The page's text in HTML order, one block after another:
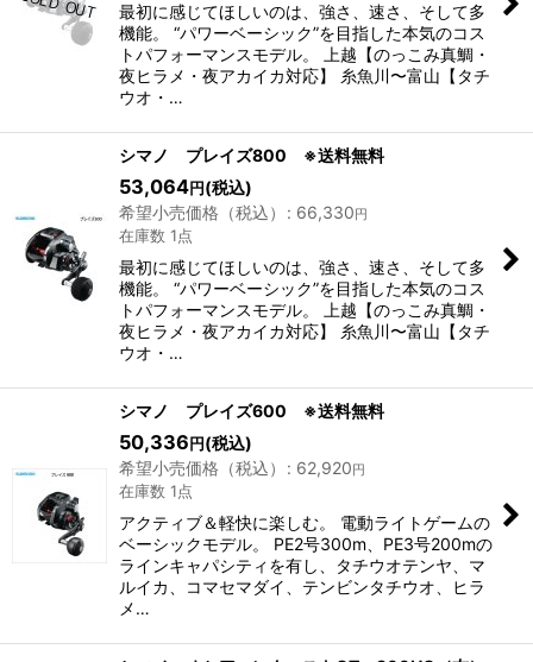
最初に感じてほしいのは、強さ、速さ、そして多
機能。 “パワーベーシック”を目指した本気のコス
トパフォーマンスモデル。 上越【のっこみ真鯛・
夜ヒラメ・夜アカイカ対応】 糸魚川〜富山【タチ
ウオ・…
シマノ プレイズ800 ※送料無料
53,064円 (税込)
希望小売価格（税込）
: 66,330 円
在庫数 1点
最初に感じてほしいのは、強さ、速さ、そして多
機能。 “パワーベーシック”を目指した本気のコス
トパフォーマンスモデル。 上越【のっこみ真鯛・
夜ヒラメ・夜アカイカ対応】 糸魚川〜富山【タチ
ウオ・…
シマノ プレイズ600 ※送料無料
50,336 円 (税込)
希望小売価格（税込）
: 62,920 円
在庫数 1点
アクティブ＆軽快に楽しむ。 電動ライトゲームの
ベーシックモデル。 PE2号300m、PE3号200mの
ラインキャパシティを有し、タチウオテンヤ、マ
ルイカ、コマセマダイ、テンビンタチウオ、ヒラ
メ…